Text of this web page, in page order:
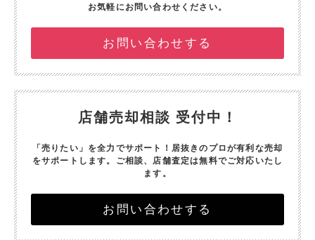
お気軽にお問い合わせください。
お問い合わせする
店舗売却相談 受付中！
「売りたい」を全力でサポート！ 居抜きのプロが有利な売却
をサポートします。 ご相談、店舗査定は無料でご対応いたし
ます。
お問い合わせする